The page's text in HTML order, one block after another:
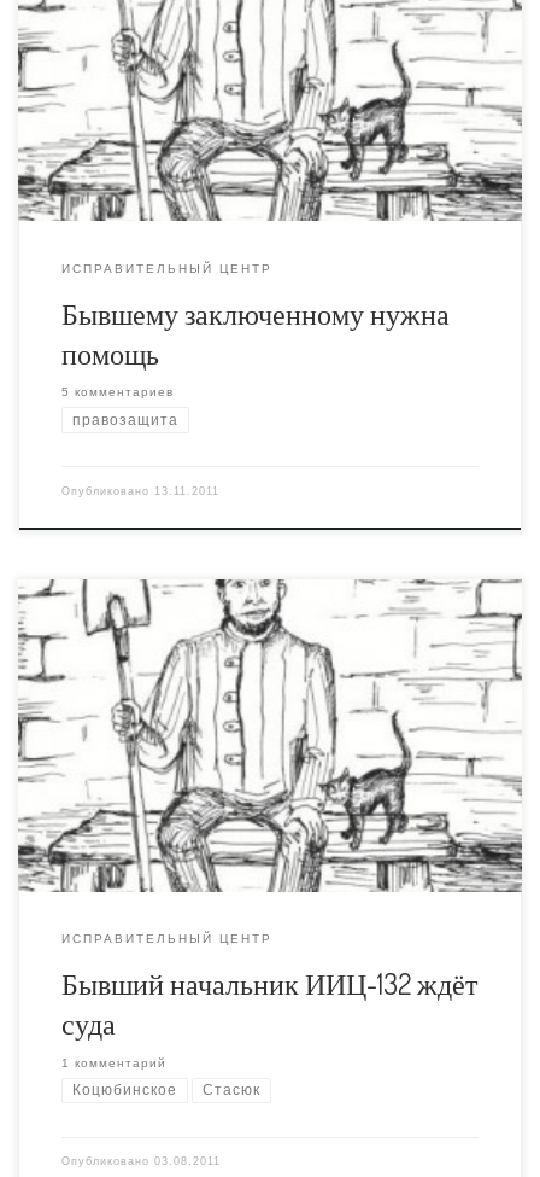
Шупике, зеке с 25-летним стажем, который сидел свой
последний срок за “подделку документов”, которую не
мог осуществить в принципе. Ему 63 года, хотя
выглядит гораздо старше, сказываются последствия
инсульта. Очень плохо видит из-за катаракты. Виктор
Владимирович освободился в августа, периодически
лежит в […]
ИСПРАВИТЕЛЬНЫЙ ЦЕНТР
Бывшему заключенному нужна
помощь
5 комментариев
правозащита
Опубликовано 13.11.2011
Слух о приговоре для Александра Леонтьевича Стасюка
оказался не более чем слухом. Никаких двух лет
лишения свободы условно он не получал, процесс ещё
не окончен, следующий суд назначен на конец августа.
На днях нашёл давнее упоминание об этом достойном
человеке ещё образца 2006 года, когда он был
доктором в Бориспольской […]
ИСПРАВИТЕЛЬНЫЙ ЦЕНТР
Бывший начальник ИИЦ-132 ждёт
суда
1 комментарий
Коцюбинское Стасюк
Опубликовано 03.08.2011